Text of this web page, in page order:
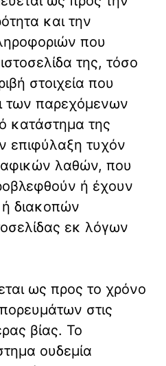
και την
που
της, τόσο
στοιχεία που
των παρεχόμενων
κατάστημα της
επιφύλαξη τυχόν
λαθών, που
ή έχουν
διακοπών
εκ λόγων
ως προς το χρόνο
στις
βίας. Το
ουδεμία